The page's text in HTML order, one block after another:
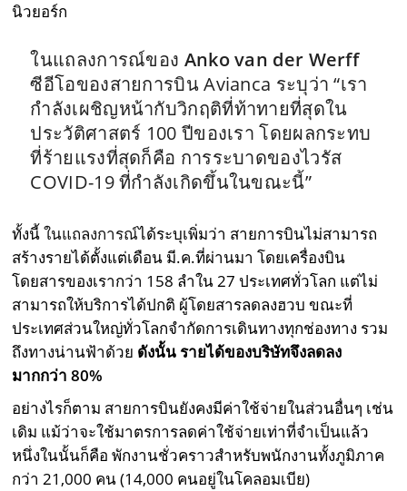
นิวยอร์ก
ในแถลงการณ์ของ Anko van der Werff
ซีอีโอของสายการบิน Avianca ระบุว่า “เรา
กำลังเผชิญหน้ากับวิกฤติที่ท้าทายที่สุดใน
ประวัติศาสตร์ 100 ปีของเรา โดยผลกระทบ
ที่ร้ายแรงที่สุดก็คือ การระบาดของไวรัส
COVID-19 ที่กำลังเกิดขึ้นในขณะนี้”
ทั้งนี้ในแถลงการณ์ได้ระบุเพิ่มว่า สายการบินไม่สามารถ
สร้างรายได้ตั้งแต่เดือน มี.ค.ที่ผ่านมา โดยเครื่องบิน
โดยสารของเรากว่า 158 ลำใน 27 ประเทศทั่วโลก แต่ไม่
สามารถให้บริการได้ปกติ ผู้โดยสารลดลงฮวบ ขณะที่
ประเทศส่วนใหญ่ทั่วโลกจำกัดการเดินทางทุกช่องทาง รวม
ถึงทางน่านฟ้าด้วย ดังนั้น รายได้ของบริษัทจึงลดลง
มากกว่า 80%
อย่างไรก็ตาม สายการบินยังคงมีค่าใช้จ่ายในส่วนอื่นๆ เช่น
เดิม แม้ว่าจะใช้มาตรการลดค่าใช้จ่ายเท่าที่จำเป็นแล้ว
หนึ่งในนั้นก็คือ พักงานชั่วคราวสำหรับพนักงานทั้งภูมิภาค
กว่า 21,000 คน (14,000 คนอยู่ในโคลอมเบีย)